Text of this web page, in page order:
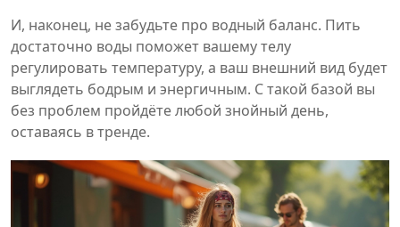
И, наконец, не забудьте про водный баланс. Пить
достаточно воды поможет вашему телу
регулировать температуру, а ваш внешний вид будет
выглядеть бодрым и энергичным. С такой базой вы
без проблем пройдёте любой знойный день,
оставаясь в тренде.